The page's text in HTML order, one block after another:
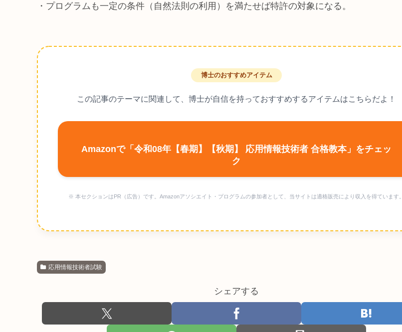
・プログラムも一定の条件（自然法則の利用）を満たせば特許の対象になる。
博士のおすすめアイテム
この記事のテーマに関連して、博士が自信を持っておすすめするアイテムはこちらだよ！
Amazonで「令和08年【春期】【秋期】 応用情報技術者 合格教本」をチェッ
ク
※ 本セクションはPR（広告）です。Amazonアソシエイト・プログラムの参加者として、当サイトは適格販売により収入を得ています。
応用情報技術者試験
シェアする